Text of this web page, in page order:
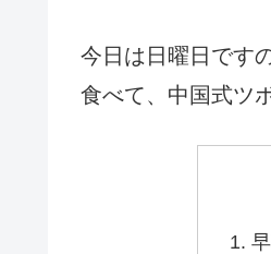
今日は日曜日です
食べて、中国式ツ